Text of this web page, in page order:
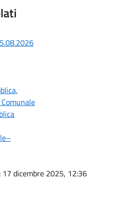
: 17 dicembre 2025, 12:36